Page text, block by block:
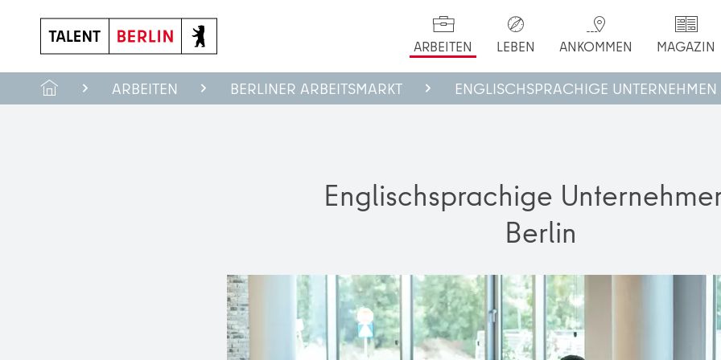
ARBEITEN LEBEN ANKOMMEN MAGAZIN
ARBEITEN BERLINER ARBEITSMARKT ENGLISCHSPRACHIGE UNTERNEHMEN
Englischsprachige
Berlin